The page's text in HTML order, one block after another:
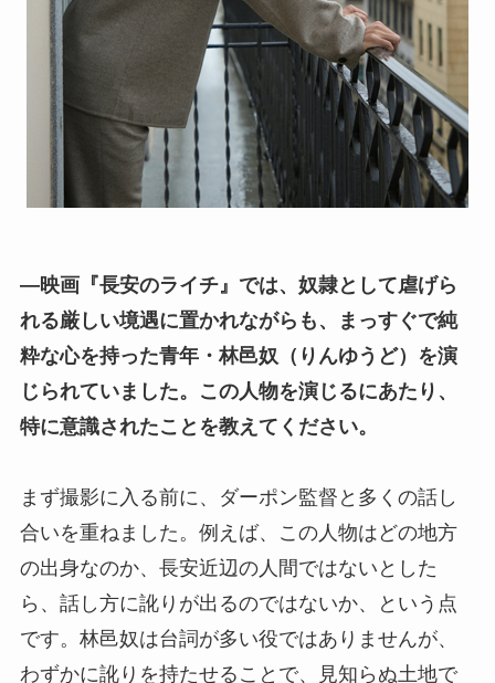
―映画『長安のライチ』では、奴隷として虐げら
れる厳しい境遇に置かれながらも、まっすぐで純
粋な心を持った青年・林邑奴（りんゆうど）を演
じられていました。この人物を演じるにあたり、
特に意識されたことを教えてください。
まず撮影に入る前に、ダーポン監督と多くの話し
合いを重ねました。例えば、この人物はどの地方
の出身なのか、長安近辺の人間ではないとした
ら、話し方に訛りが出るのではないか、という点
です。林邑奴は台詞が多い役ではありませんが、
わずかに訛りを持たせることで、見知らぬ土地で